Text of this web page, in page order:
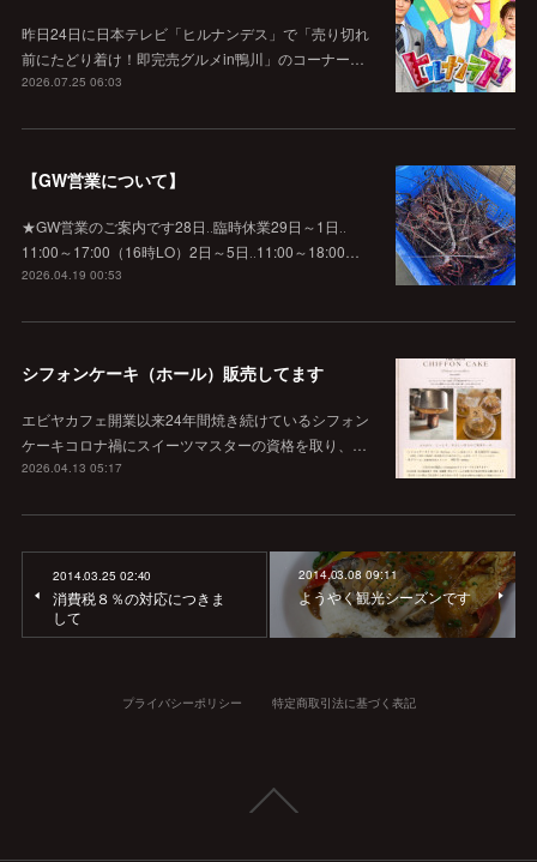
昨日24日に日本テレビ「ヒルナンデス」で「売り切れ
前にたどり着け！即完売グルメin鴨川」のコーナー…
2026.07.25 06:03
【GW営業について】
★GW営業のご案内です28日‥臨時休業29日～1日‥
11:00～17:00（16時LO）2日～5日‥11:00～18:00…
2026.04.19 00:53
シフォンケーキ（ホール）販売してます
エビヤカフェ開業以来24年間焼き続けているシフォン
ケーキコロナ禍にスイーツマスターの資格を取り、…
2026.04.13 05:17
2014.03.25 02:40
消費税８％の対応につきま
して
2014.03.08 09:11
ようやく観光シーズンです
プライバシーポリシー 特定商取引法に基づく表記